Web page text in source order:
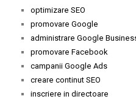
optimizare SEO
promovare Google
administrare Google
promovare Facebook
campanii Google Ads
creare continut SEO
inscriere in directoare